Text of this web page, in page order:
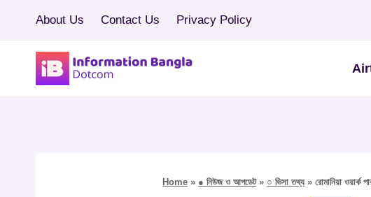
content
About Us Contact Us Privacy Policy
Home » ● নিউজ ও আপডেট» ○ ভিসা তথ্য »রোমানিয়া ওয়ার্ক